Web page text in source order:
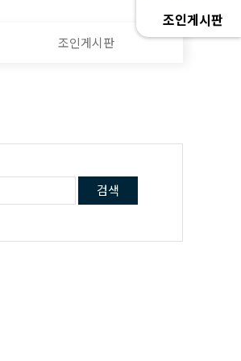
조인게시판
조인게시판
검색